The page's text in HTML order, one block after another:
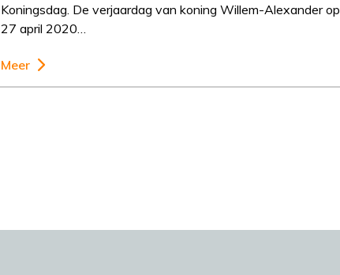
Koningsdag. De verjaardag van koning Willem-Alexander op
27 april 2020…
Meer